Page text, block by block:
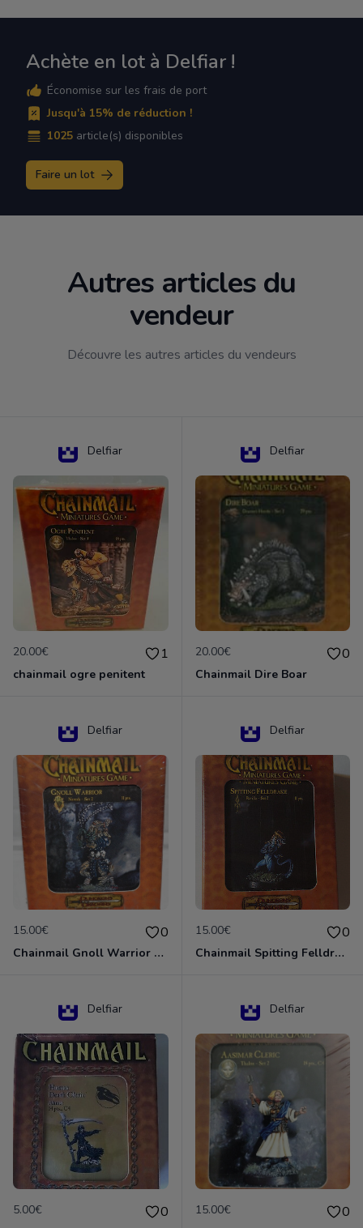
Achète en lot à Delfiar !
Économise sur les frais de port
Jusqu'à 15% de réduction !
1025 article(s) disponibles
Faire un lot
Autres articles du
vendeur
Découvre les autres articles du vendeurs
Delfiar
20.00€ 1
chainmail ogre penitent
Delfiar
20.00€ 0
Chainmail Dire Boar
Delfiar
15.00€ 0
Chainmail Gnoll Warrior Dungeons & Dragons
Delfiar
15.00€ 0
Chainmail Spitting Felldrake
Delfiar
5.00€ 0
Delfiar
15.00€ 0